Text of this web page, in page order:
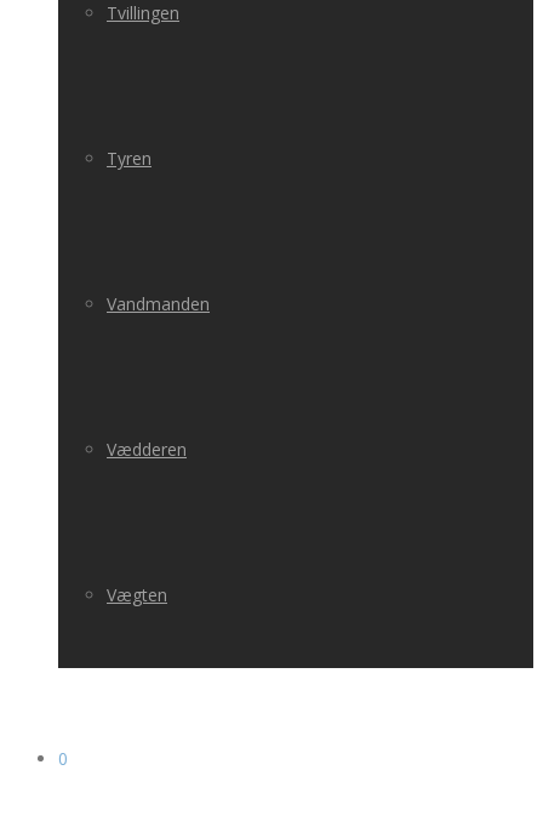
Tvillingen
Tyren
Vandmanden
Vædderen
Vægten
0